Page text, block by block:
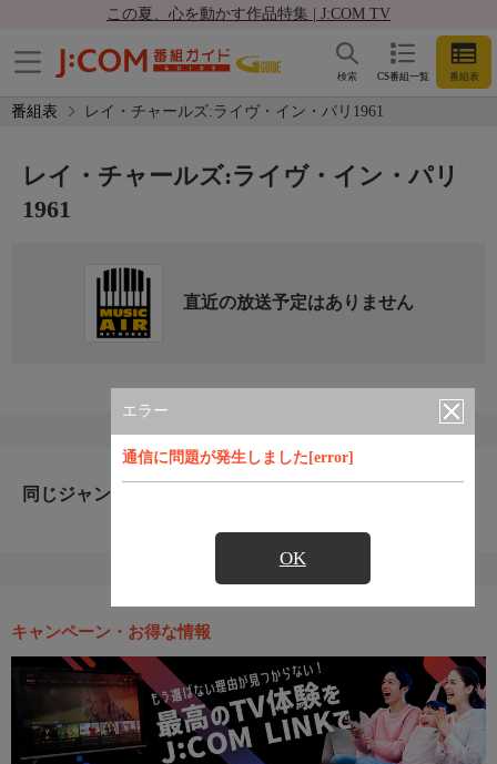
この夏、心を動かす作品特集 | J:COM TV
CS番組一覧 番組表
検索
番組表 レイ・チャールズ:ライヴ・イン・パリ1961
エラー
通信に問題が発生しました[error]
OK
レイ・チャールズ:ライヴ・イン・パリ
1961
直近の放送予定はありません
同じジャンルのおすすめ番組
キャンペーン・お得な情報